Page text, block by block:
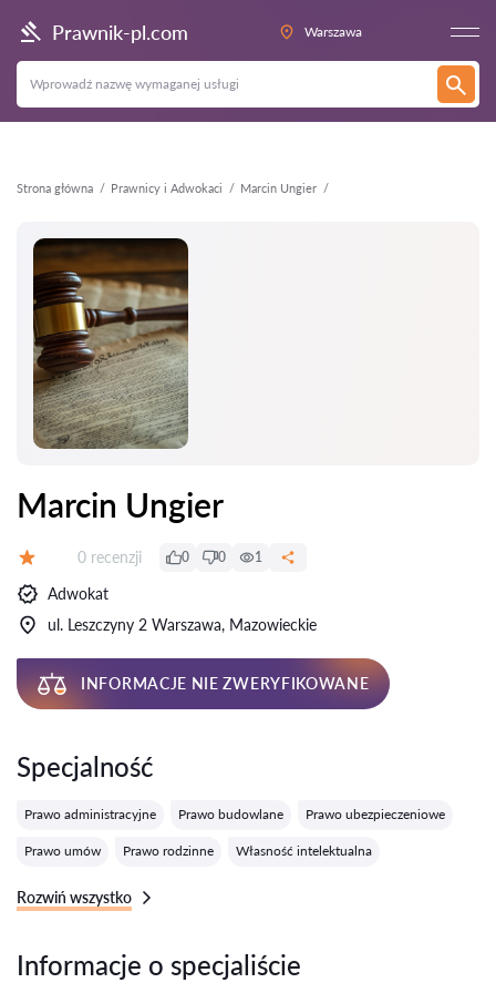
Prawnik-pl.com Warszawa
Strona główna Prawnicy i Adwokaci Marcin Ungier
Wstecz
Marcin Ungier
Recenzji:
0 recenzji 0 0 1
Adwokat
ul. Leszczyny 2 Warszawa, Mazowieckie
INFORMACJE NIE ZWERYFIKOWANE
Specjalność
Prawo administracyjne Prawo budowlane Prawo ubezpieczeniowe
Prawo umów Prawo rodzinne Własność intelektualna
Rozwiń wszystko
Informacje o specjaliście